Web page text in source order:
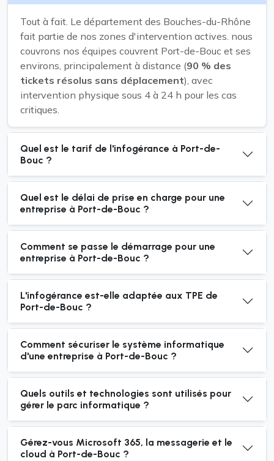
Tout à fait. Le département des Bouches-du-Rhône
fait partie de nos zones d'intervention actives. nous
couvrons nos équipes couvrent Port-de-Bouc et ses
environs, principalement à distance (90 % des
tickets résolus sans déplacement), avec
intervention physique sous 4 à 24 h pour les cas
critiques.
Quel est le tarif de l'infogérance à Port-de-
Bouc ?
Quel est le délai de prise en charge pour une
entreprise à Port-de-Bouc ?
Comment se passe le démarrage pour une
entreprise à Port-de-Bouc ?
L'infogérance est-elle adaptée aux TPE de
Port-de-Bouc ?
Comment sécuriser le système informatique
d'une entreprise à Port-de-Bouc ?
Quels outils et technologies sont utilisés pour
gérer le parc informatique ?
Gérez-vous Microsoft 365, la messagerie et le
cloud à Port-de-Bouc ?